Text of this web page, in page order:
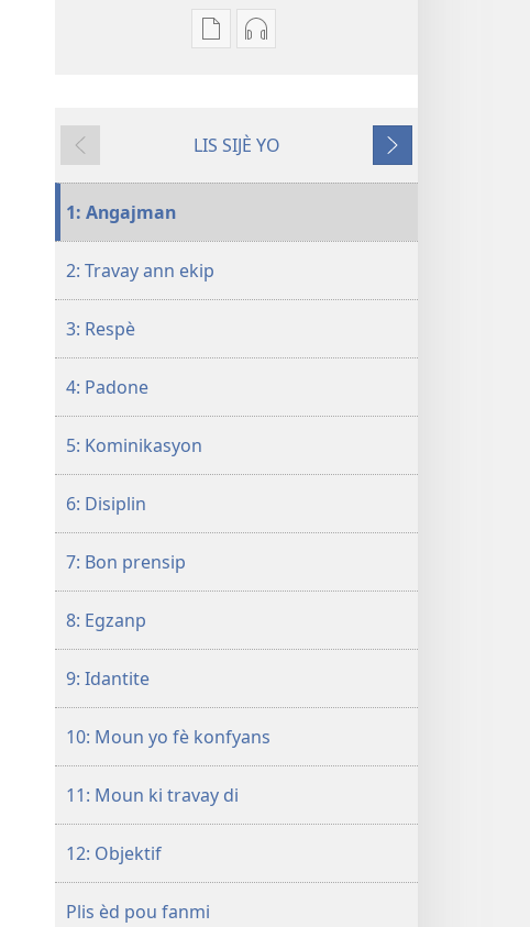
Opsyon
sou
REVEYE
N!
sekrè
fanmi
Opsyon
anrejistreman
odyo
pou
yo
Anvan
LIS SIJÈ YO
Apre
1: Angajman
2: Travay ann ekip
3: Respè
4: Padone
5: Kominikasyon
6: Disiplin
7: Bon prensip
8: Egzanp
9: Idantite
10: Moun yo fè konfyans
11: Moun ki travay di
12: Objektif
Plis èd pou fanmi